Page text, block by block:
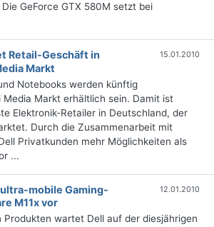
GeForce GTX 580M setzt bei
Retail-Geschäft in
Markt
15.01.2010
Notebooks werden künftig
Markt erhältlich sein. Damit ist
Elektronik-Retailer in Deutschland, der
Durch die Zusammenarbeit mit
Privatkunden mehr Möglichkeiten als
...
mobile Gaming-
M11x vor
12.01.2010
Produkten wartet Dell auf der diesjährigen